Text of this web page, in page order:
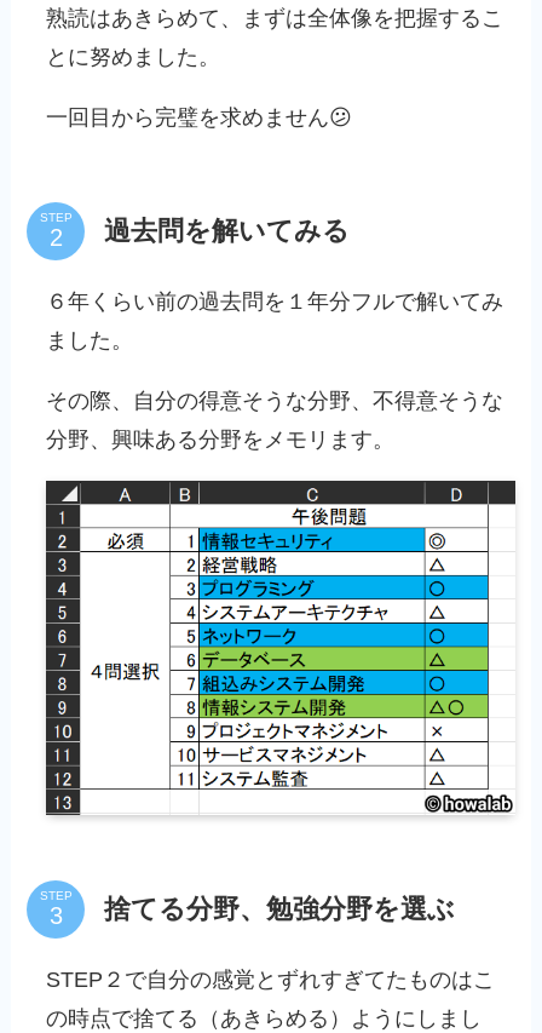
熟読はあきらめて、まずは全体像を把握するこ
とに努めました。
一回目から完璧を求めません😕
STEP 過去問を解いてみる
６年くらい前の過去問を１年分フルで解いてみ
ました。
その際、自分の得意そうな分野、不得意そうな
分野、興味ある分野をメモリます。
STEP 捨てる分野、勉強分野を選ぶ
STEP２で自分の感覚とずれすぎてたものはこ
の時点で捨てる（あきらめる）ようにしまし